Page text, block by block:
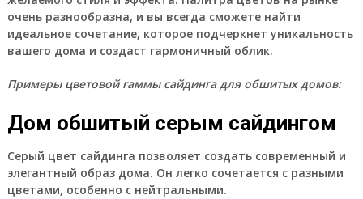
очень разнообразна, и вы всегда сможете найти
идеальное сочетание, которое подчеркнет уникальность
вашего дома и создаст гармоничный облик.
Примеры цветовой гаммы сайдинга для обшитых домов:
Дом обшитый серым сайдингом
Серый цвет сайдинга позволяет создать современный и
элегантный образ дома. Он легко сочетается с разными
цветами, особенно с нейтральными.